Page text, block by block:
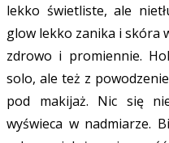
lekko świetliste, ale
glow lekko zanika i skóra
zdrowo i promiennie.
solo, ale też z
pod makijaż. Nic się
wyświeca w nadmiarze.